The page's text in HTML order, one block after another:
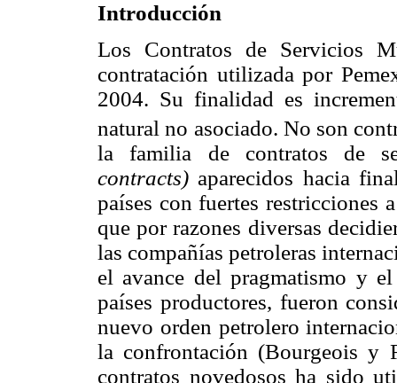
Introducción
Los Contratos de Servicios
contratación utilizada por
2004. Su finalidad es
natural no asociado. No son
la familia de contratos de
contracts) aparecidos hacia
países con fuertes restricciones
que por razones diversas
las compañías petroleras
el avance del pragmatismo y
países productores, fueron
nuevo orden petrolero
la confrontación (Bourgeois y
contratos novedosos ha sido